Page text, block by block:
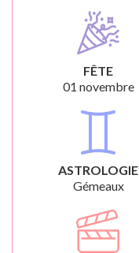
FÊTE
01 novembre
ASTROLOGIE
Gémeaux